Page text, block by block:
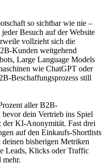
so sichtbar wie nie –
Besuch auf der Website
vollzieht sich die
Kunden weitgehend
Large Language Models
wie ChatGPT oder
Beschaffungsprozess still
aller B2B-
dein Vertrieb ins Spiel
KI-Anonymität. Fast drei
auf den Einkaufs-Shortlists
deinen bisherigen Metriken
Leads, Klicks oder Traffic
mehr.